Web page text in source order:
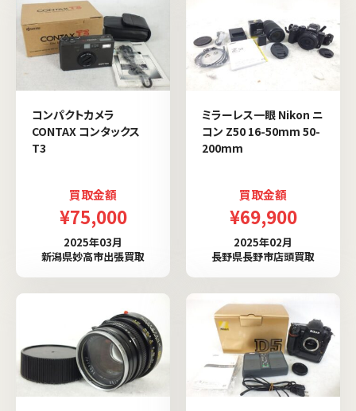
コンパクトカメラ
CONTAX コンタックス
T3
買取金額
¥75,000
2025年03月
新潟県妙高市出張買取
ミラーレス一眼 Nikon ニ
コン Z50 16-50mm 50-
200mm
買取金額
¥69,900
2025年02月
長野県長野市店頭買取